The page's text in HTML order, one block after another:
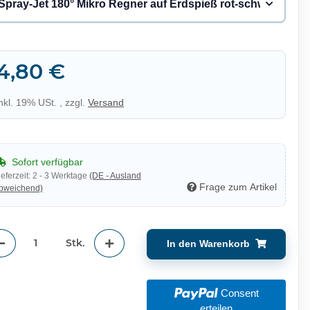
Jet 180° Mikro Regner auf Erdspieß rot-schwarz 0-
€
19% USt. , zzgl. Versand
Sofort verfügbar
2 - 3 Werktage (DE - Ausland
Frage zum Artikel
Stk. In den Warenkorb
Consent